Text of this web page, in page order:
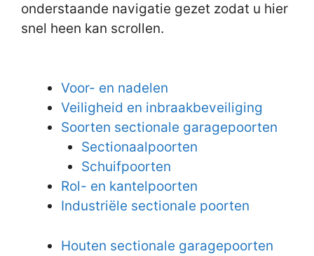
onderstaande navigatie gezet zodat u hier
snel heen kan scrollen.
Voor- en nadelen
Veiligheid en inbraakbeveiliging
Soorten sectionale garagepoorten
Sectionaalpoorten
Schuifpoorten
Rol- en kantelpoorten
Industriële sectionale poorten
Houten sectionale garagepoorten